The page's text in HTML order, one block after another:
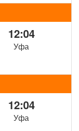
12:04
Уфа
12:04
Уфа